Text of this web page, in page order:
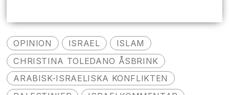
OPINION ISRAEL
ISLAM
CHRISTINA TOLEDANO ÅSBRINK
ARABISK-ISRAELISKA KONFLIKTEN